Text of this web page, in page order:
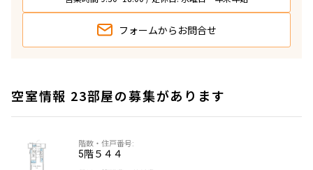
フォームから お問合せ
空室情報 23部屋の募集があります
5階５４４